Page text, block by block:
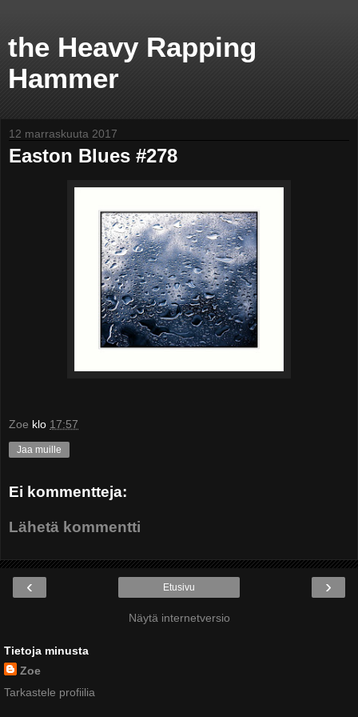
the Heavy Rapping
Hammer
12 marraskuuta 2017
Easton Blues #278
Zoe klo 17:57
Jaa muille
Ei kommentteja:
Lähetä kommentti
‹ ›
Etusivu
Näytä internetversio
Tietoja minusta
Zoe
Tarkastele profiilia